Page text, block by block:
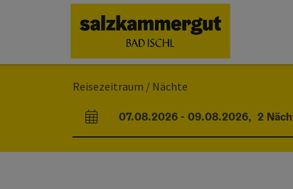
[0]
Zur Navigation[1]
Zum Seitenanfang
[7]
Reisezeitraum / Nächte
An- und Abreisefelder
07.08.2026- 09.08.2026, 2